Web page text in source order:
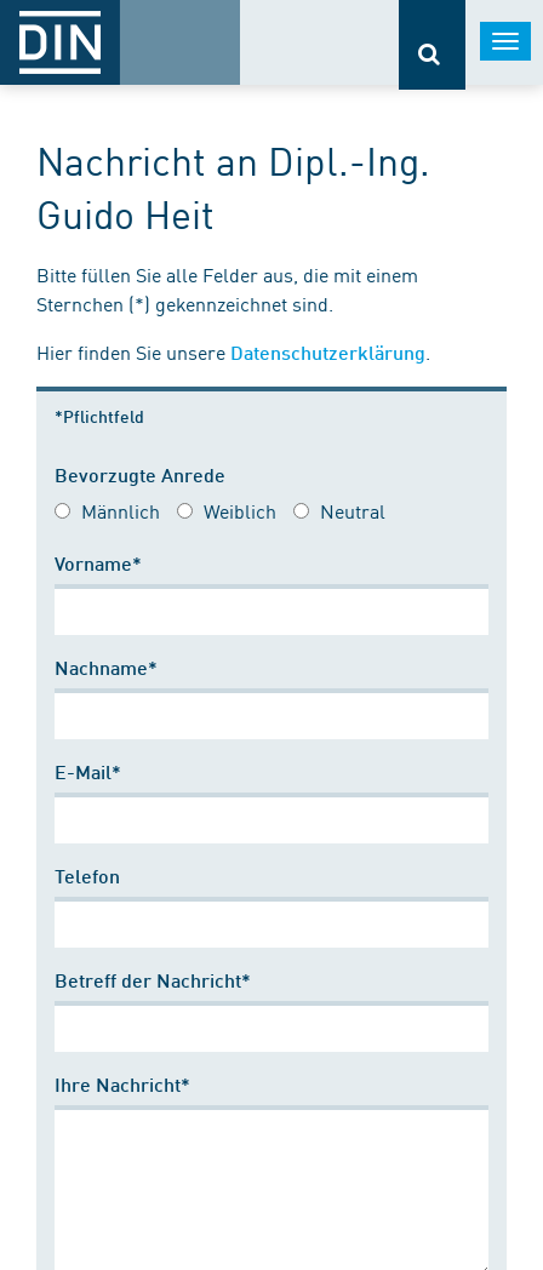
Nachricht an Dipl.-Ing.
Guido Heit
Bitte füllen Sie alle Felder aus, die mit einem
Sternchen (*) gekennzeichnet sind.
Hier finden Sie unsere Datenschutzerklärung
*Pflichtfeld
Bevorzugte Anrede
Männlich Weiblich Neutral
Vorname*
Nachname*
E-Mail*
Telefon
Betreff der Nachricht*
Ihre Nachricht*